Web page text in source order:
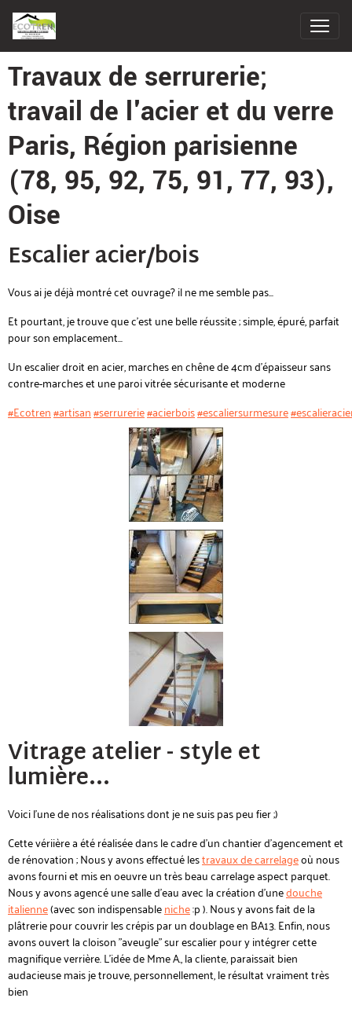
Travaux de serrurerie;
travail de l'acier et du verre
Paris, Région parisienne
(78, 95, 92, 75, 91, 77, 93),
Oise
Escalier acier/bois
Vous ai je déjà montré cet ouvrage? il ne me semble pas...
Et pourtant, je trouve que c'est une belle réussite ; simple, épuré, parfait
pour son emplacement...
Un escalier droit en acier, marches en chêne de 4cm d'épaisseur sans
contre-marches et une paroi vitrée sécurisante et moderne
#Ecotren#artisan#serrurerie#acierbois#escaliersurmesure
Vitrage atelier - style et
lumière...
Voici l'une de nos réalisations dont je ne suis pas peu fier ;)
Cette vériière a été réalisée dans le cadre d'un chantier d'agencement et
de rénovation ; Nous y avons effectué lestravaux de carrelageoù nous
avons fourni et mis en oeuvre un très beau carrelage aspect parquet.
Nous y avons agencé une salle d'eau avec la création d'unedouche
italienne(avec son indispensableniche:p ). Nous y avons fait de la
plâtrerie pour couvrir les crépis par un doublage en BA13. Enfin, nous
avons ouvert la cloison "aveugle" sur escalier pour y intégrer cette
magnifique verrière. L'idée de Mme A., la cliente, paraissait bien
audacieuse mais je trouve, personnellement, le résultat vraiment très
bien